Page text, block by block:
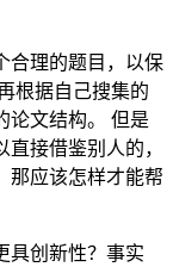
合理的题目，以保
根据自己搜集的
论文结构。 但是
接借鉴别人的，
那应该怎样才能帮
具创新性？事实